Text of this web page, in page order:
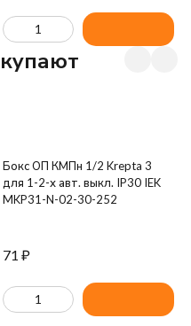
Бокс ОП КМПн 1/2 Krepta 3
для 1-2-х авт. выкл. IP30 IEK
MKP31-N-02-30-252
71 ₽